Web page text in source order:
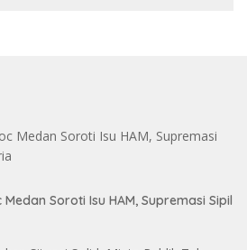
Soroti Isu HAM, Supremasi Sipil